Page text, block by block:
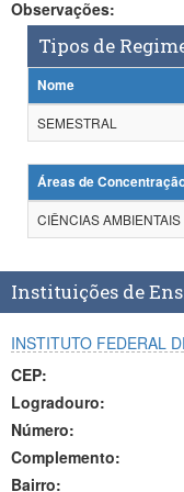
Observações:
Tipos de
Nome
SEMESTRAL
Áreas de
CIÊNCIAS AMBIENTAIS
Instituições de
INSTITUTO FEDERAL
CEP:
Logradouro:
Número:
Complemento:
Bairro: